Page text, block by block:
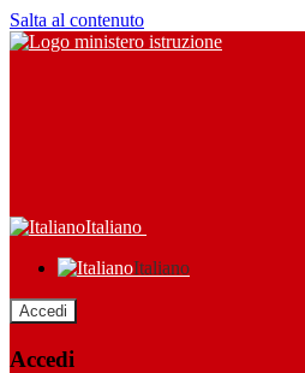
Salta al contenuto
Italiano
Italiano
Accedi
Accedi